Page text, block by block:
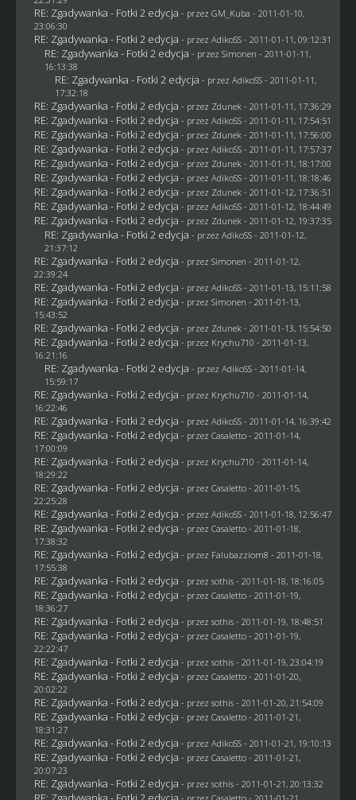
RE: Zgadywanka - Fotki 2 edycja - przez GM_Kuba - 2011-01-10,
23:06:30
RE: Zgadywanka - Fotki 2 edycja - przez AdikoSS - 2011-01-11, 09:12:31
RE: Zgadywanka - Fotki 2 edycja - przez Simonen - 2011-01-11,
16:13:38
RE: Zgadywanka - Fotki 2 edycja - przez AdikoSS - 2011-01-11,
17:32:18
RE: Zgadywanka - Fotki 2 edycja - przez Zdunek - 2011-01-11, 17:36:29
RE: Zgadywanka - Fotki 2 edycja - przez AdikoSS - 2011-01-11, 17:54:51
RE: Zgadywanka - Fotki 2 edycja - przez Zdunek - 2011-01-11, 17:56:00
RE: Zgadywanka - Fotki 2 edycja - przez AdikoSS - 2011-01-11, 17:57:37
RE: Zgadywanka - Fotki 2 edycja - przez Zdunek - 2011-01-11, 18:17:00
RE: Zgadywanka - Fotki 2 edycja - przez AdikoSS - 2011-01-11, 18:18:46
RE: Zgadywanka - Fotki 2 edycja - przez Zdunek - 2011-01-12, 17:36:51
RE: Zgadywanka - Fotki 2 edycja - przez AdikoSS - 2011-01-12, 18:44:49
RE: Zgadywanka - Fotki 2 edycja - przez Zdunek - 2011-01-12, 19:37:35
RE: Zgadywanka - Fotki 2 edycja - przez AdikoSS - 2011-01-12,
21:37:12
RE: Zgadywanka - Fotki 2 edycja - przez Simonen - 2011-01-12,
22:39:24
RE: Zgadywanka - Fotki 2 edycja - przez AdikoSS - 2011-01-13, 15:11:58
RE: Zgadywanka - Fotki 2 edycja - przez Simonen - 2011-01-13,
15:43:52
RE: Zgadywanka - Fotki 2 edycja - przez Zdunek - 2011-01-13, 15:54:50
RE: Zgadywanka - Fotki 2 edycja - przez Krychu710 - 2011-01-13,
16:21:16
RE: Zgadywanka - Fotki 2 edycja - przez AdikoSS - 2011-01-14,
15:59:17
RE: Zgadywanka - Fotki 2 edycja - przez Krychu710 - 2011-01-14,
16:22:46
RE: Zgadywanka - Fotki 2 edycja - przez AdikoSS - 2011-01-14, 16:39:42
RE: Zgadywanka - Fotki 2 edycja - przez Casaletto- 2011-01-14,
17:00:09
RE: Zgadywanka - Fotki 2 edycja - przez Krychu710 - 2011-01-14,
18:29:22
RE: Zgadywanka - Fotki 2 edycja - przez Casaletto- 2011-01-15,
22:25:28
RE: Zgadywanka - Fotki 2 edycja - przez AdikoSS - 2011-01-18, 12:56:47
RE: Zgadywanka - Fotki 2 edycja - przez Casaletto- 2011-01-18,
17:38:32
RE: Zgadywanka - Fotki 2 edycja - przez Falubazziom8 - 2011-01-18,
17:55:38
RE: Zgadywanka - Fotki 2 edycja - przez sothis- 2011-01-18, 18:16:05
RE: Zgadywanka - Fotki 2 edycja - przez Casaletto- 2011-01-19,
18:36:27
RE: Zgadywanka - Fotki 2 edycja - przez sothis- 2011-01-19, 18:48:51
RE: Zgadywanka - Fotki 2 edycja - przez Casaletto- 2011-01-19,
22:22:47
RE: Zgadywanka - Fotki 2 edycja - przez sothis- 2011-01-19, 23:04:19
RE: Zgadywanka - Fotki 2 edycja - przez Casaletto- 2011-01-20,
20:02:22
RE: Zgadywanka - Fotki 2 edycja - przez sothis- 2011-01-20, 21:54:09
RE: Zgadywanka - Fotki 2 edycja - przez Casaletto- 2011-01-21,
18:31:27
RE: Zgadywanka - Fotki 2 edycja - przez AdikoSS - 2011-01-21, 19:10:13
RE: Zgadywanka - Fotki 2 edycja - przez Casaletto- 2011-01-21,
20:07:23
RE: Zgadywanka - Fotki 2 edycja - przez sothis- 2011-01-21, 20:13:32